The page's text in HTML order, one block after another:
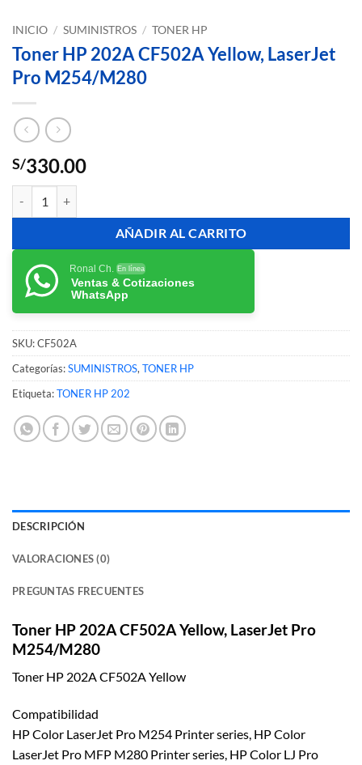
INICIO / SUMINISTROS / TONER HP
Toner HP 202A CF502A Yellow, LaserJet
Pro M254/M280
S/330.00
AÑADIR AL CARRITO
Ronal Ch. En línea
Ventas & Cotizaciones
WhatsApp
SKU:CF502A
Categorías:SUMINISTROS, TONER HP
Etiqueta:TONER HP 202
DESCRIPCIÓN
VALORACIONES (0)
PREGUNTAS FRECUENTES
Toner HP 202A CF502A Yellow, LaserJet Pro
M254/M280
Toner HP 202A CF502A Yellow
Compatibilidad
HP Color LaserJet Pro M254 Printer series, HP Color
LaserJet Pro MFP M280 Printer series, HP Color LJ Pro